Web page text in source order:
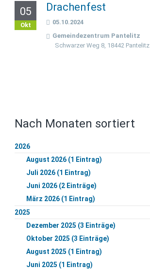
05
Okt
Drachenfest
05.10.2024
Gemeindezentrum Pantelitz
Schwarzer Weg 8, 18442 Pantelitz
Nach Monaten sortiert
2026
August 2026 (1 Eintrag)
Juli 2026 (1 Eintrag)
Juni 2026 (2 Einträge)
März 2026 (1 Eintrag)
2025
Dezember 2025 (3 Einträge)
Oktober 2025 (3 Einträge)
August 2025 (1 Eintrag)
Juni 2025 (1 Eintrag)